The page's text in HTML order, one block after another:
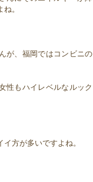
。
が、福岡ではコンビニの
性もハイレベルなルック
方が多いですよね。